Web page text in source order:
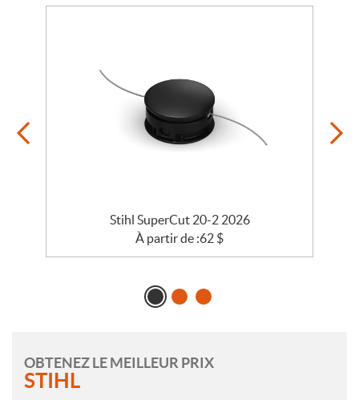
Stihl SuperCut 20-2 2026
À partir de :62 $
OBTENEZ LE MEILLEUR PRIX
STIHL